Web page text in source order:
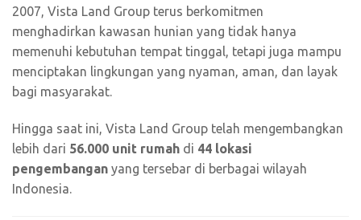
2007, Vista Land Group terus berkomitmen
menghadirkan kawasan hunian yang tidak hanya
memenuhi kebutuhan tempat tinggal, tetapi juga mampu
menciptakan lingkungan yang nyaman, aman, dan layak
bagi masyarakat.
Hingga saat ini, Vista Land Group telah mengembangkan
lebih dari 56.000 unit rumah di 44 lokasi
pengembangan yang tersebar di berbagai wilayah
Indonesia.